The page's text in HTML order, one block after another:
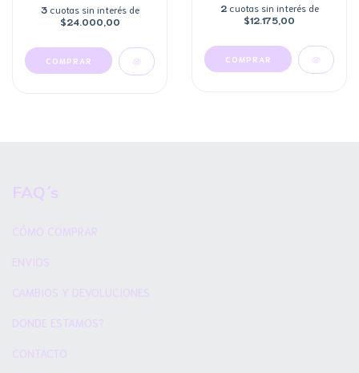
3 cuotas sin interés de
$24.000,00
COMPRAR
2 cuotas sin interés de
$12.175,00
COMPRAR
FAQ´s
CÓMO COMPRAR
ENVIOS
CAMBIOS Y DEVOLUCIONES
DONDE ESTAMOS?
CONTACTO